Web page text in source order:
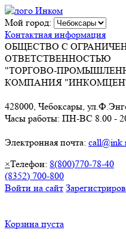
Мой город:
Контактная информация
ОБЩЕСТВО С
ОТВЕТСТВЕННОСТЬЮ
"ТОРГОВО-
КОМПАНИЯ
428000, Чебоксары,
Часы работы: ПН-ВС 8.00 -
Электронная почта:
×Телефон: 8(800)770-78-40
(8352) 700-800
Войти на сайт
Корзина пуста